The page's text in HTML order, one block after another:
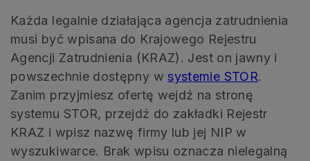
Każda legalnie działająca agencja zatrudnienia
musi być wpisana do Krajowego Rejestru
Agencji Zatrudnienia (KRAZ). Jest on jawny i
powszechnie dostępny w systemie STOR.
Zanim przyjmiesz ofertę wejdź na stronę
systemu STOR, przejdź do zakładki Rejestr
KRAZ i wpisz nazwę firmy lub jej NIP w
wyszukiwarce. Brak wpisu oznacza nielegalną